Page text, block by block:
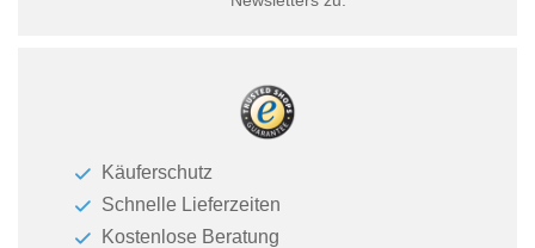
Käuferschutz
Schnelle Lieferzeiten
Kostenlose Beratung